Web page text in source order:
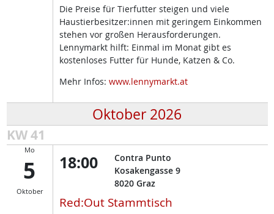
Die Preise für Tierfutter steigen und viele
Haustierbesitzer:innen mit geringem Einkommen
stehen vor großen Herausforderungen.
Lennymarkt hilft: Einmal im Monat gibt es
kostenloses Futter für Hunde, Katzen & Co.
Mehr Infos: www.lennymarkt.at
Oktober 2026
KW 41
Mo
5
Oktober
18:00
Contra Punto
Kosakengasse 9
8020 Graz
Red:Out Stammtisch